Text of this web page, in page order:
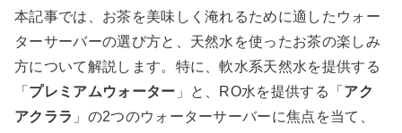
本記事では、お茶を美味しく淹れるために適したウォー
ターサーバーの選び方と、天然水を使ったお茶の楽しみ
方について解説します。特に、軟水系天然水を提供する
「 プレミアムウォーター 」と、RO水を提供する「 アク
アクララ 」の2つのウォーターサーバーに焦点を当て、